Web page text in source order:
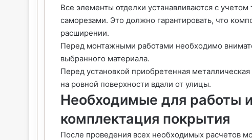
Все элементы отделки устанавливаются с
саморезами. Это должно гарантировать, что
расширении.
Перед монтажными работами необходимо
выбранного материала.
Перед установкой приобретенная
на ровной поверхности вдали от улицы.
Необходимые для работы
комплектация покрытия
После проведения всех необходимых расчетов